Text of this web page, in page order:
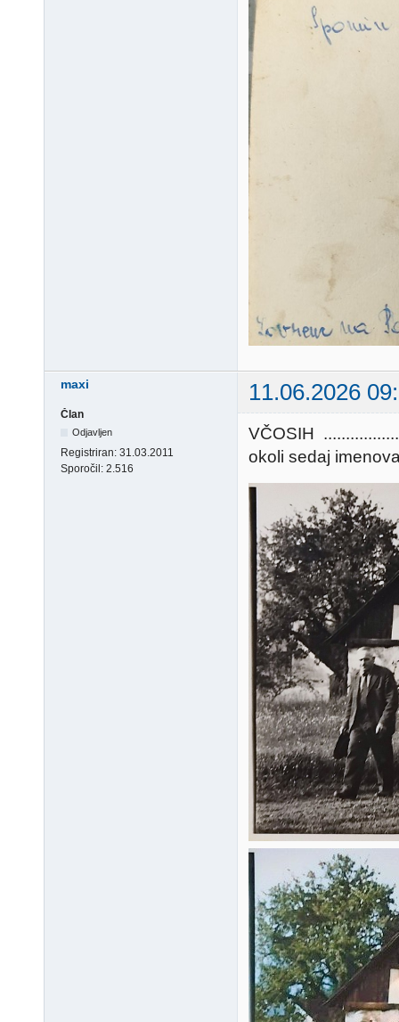
maxi 11.06.2026
Član
Odjavljen
Registriran: 31.03.2011
Sporočil: 2.516
VČOSIH
okoli sedaj